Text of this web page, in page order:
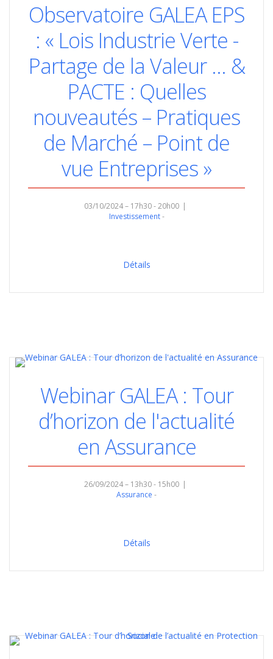
Observatoire GALEA EPS
: « Lois Industrie Verte -
Partage de la Valeur … &
PACTE : Quelles
nouveautés – Pratiques
de Marché – Point de
vue Entreprises »
03/10/2024 – 17h30 - 20h00
Investissement
Détails
Webinar GALEA : Tour
d’horizon de l'actualité
en Assurance
26/09/2024 – 13h30 - 15h00
Assurance
Détails